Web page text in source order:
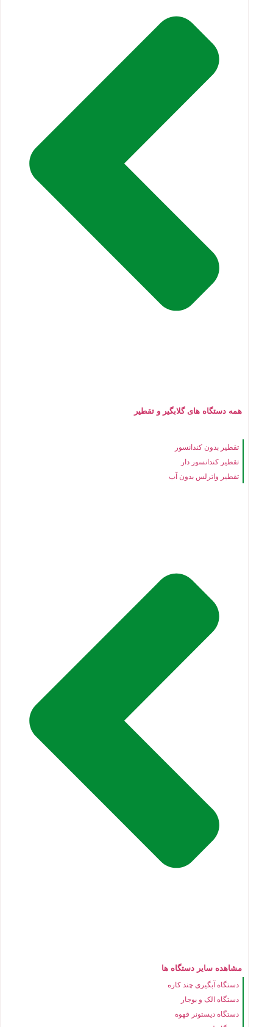
همه دستگاه های گلابگیر و تقطیر
تقطیر بدون کندانسور
تقطیر کندانسور دار
تقطیر واترلس بدون آب
مشاهده سایر دستگاه ها
دستگاه آبگیری چند کاره
دستگاه الک و بوجار
دستگاه دیستونر قهوه